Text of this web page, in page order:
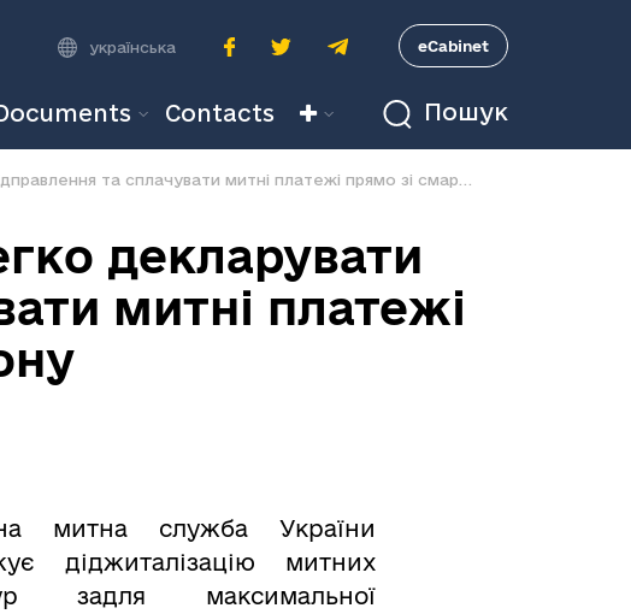
A A A
українська eCabinet
Contacts Пошук
декларувати
митні платежі
митна служба України
діджиталізацію митних
задля максимальної